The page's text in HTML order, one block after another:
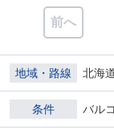
前へ
地域・路線 北海
条件 バル